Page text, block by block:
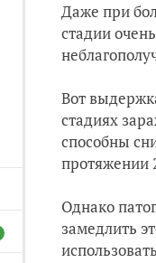
Даже при
стадии
Вот
стадиях
способны
протяжении
Однако
замедлить